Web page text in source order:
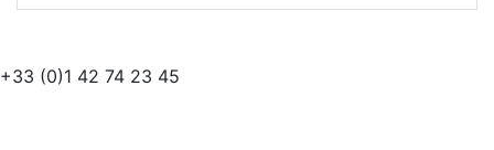
+33 (0)1 42 74 23 45